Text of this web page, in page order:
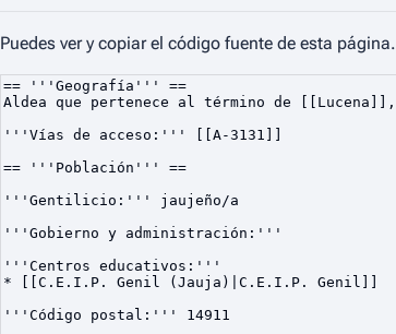
Puedes ver y copiar el código fuente de esta página.